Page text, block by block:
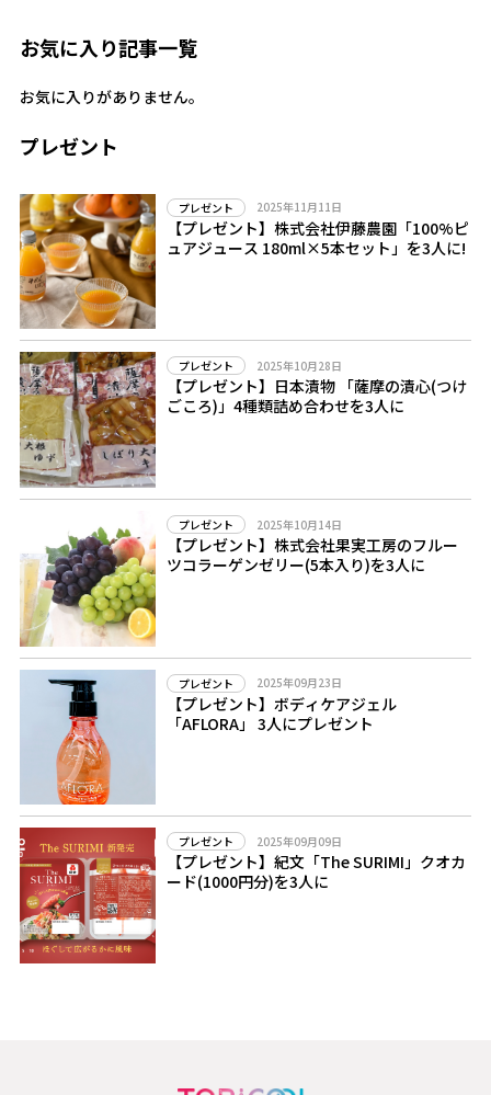
お気に入り記事一覧
お気に入りがありません。
プレゼント
プレゼント 2025年11月11日
【プレゼント】株式会社伊藤農園「100%ピ
ュアジュース 180ml×5本セット」を3人に!
プレゼント 2025年10月28日
【プレゼント】日本漬物 「薩摩の漬心(つけ
ごころ)」4種類詰め合わせを3人に
プレゼント 2025年10月14日
【プレゼント】株式会社果実工房のフルー
ツコラーゲンゼリー(5本入り)を3人に
プレゼント 2025年09月23日
【プレゼント】ボディケアジェル
「AFLORA」 3人にプレゼント
プレゼント 2025年09月09日
【プレゼント】紀文「The SURIMI」クオカ
ード(1000円分)を3人に